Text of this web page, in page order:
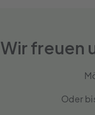
Wir freuen
Oder